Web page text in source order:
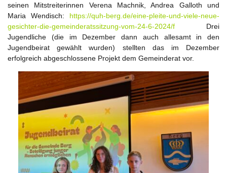
seinen Mitstreiterinnen Verena Machnik, Andrea Galloth und
Maria Wendisch: https://quh-berg.de/eine-pleite-und-viele-neue-
gesichter-die-gemeinderatssitzung-vom-24-6-2024/f Drei
Jugendliche (die im Dezember dann auch allesamt in den
Jugendbeirat gewählt wurden) stellten das im Dezember
erfolgreich abgeschlossene Projekt dem Gemeinderat vor.